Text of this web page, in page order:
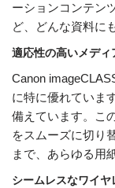
ーションコンテン
ど、どんな資料に
適応性の高いメディ
Canon
に特に優れていま
備えています。こ
をスムーズに切り
まで、あらゆる用
シームレスなワイヤ